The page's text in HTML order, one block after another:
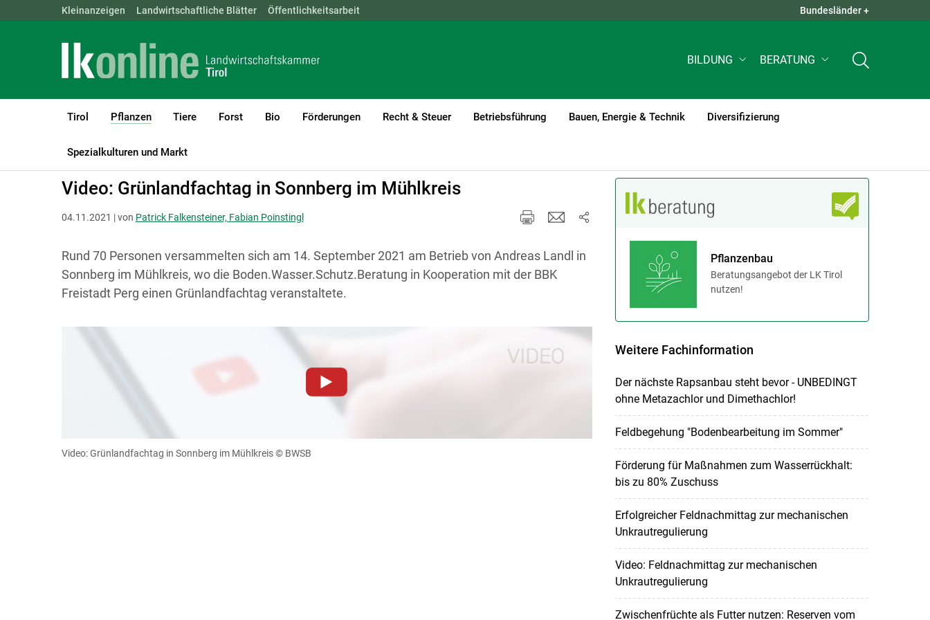
Landwirtschaftskammern: ÖSTERREICH BGLD KTN NÖ OÖ QUICK LINKS +
Kleinanzeigen Landwirtschaftliche Blätter Öffentlichkeitsarbeit Bundesländer +
BILDUNG BERATUNG
Tirol Pflanzen
(current)1
Tiere Forst Bio Förderungen Recht & Steuer Betriebsführung Bauen, Energie & Technik Diversifizierung
Spezialkulturen und Markt
LK Tirol Pflanzen Boden-, Wasserschutz & Düngung
Video: Grünlandfachtag in Sonnberg im Mühlkreis
04.11.2021 | von Patrick Falkensteiner, Fabian Poinstingl
Rund 70 Personen versammelten sich am 14. September 2021 am Betrieb von Andreas Landl in
Sonnberg im Mühlkreis, wo die Boden.Wasser.Schutz.Beratung in Kooperation mit der BBK
Freistadt Perg einen Grünlandfachtag veranstaltete.
Zum Abspielen von YouTube-Videos auf dieser Website müssen Cookies gesetzt werden
diese Website in den Cookie-Einstellungen jederzeit einsehen und korrigieren
Video: Grünlandfachtag in Sonnberg im Mühlkreis © BWSB
Pflanzenbau
Beratungsangebot der LK Tirol
nutzen!
Weitere Fachinformation
Der nächste Rapsanbau steht bevor - UNBEDINGT
ohne Metazachlor und Dimethachlor!
Feldbegehung "Bodenbearbeitung im Sommer"
Förderung für Maßnahmen zum Wasserrückhalt:
bis zu 80% Zuschuss
Erfolgreicher Feldnachmittag zur mechanischen
Unkrautregulierung
Video: Feldnachmittag zur mechanischen
Unkrautregulierung
Zwischenfrüchte als Futter nutzen: Reserven vom